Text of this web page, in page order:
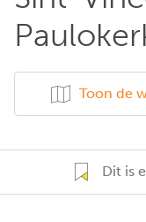
Toon de
Dit is